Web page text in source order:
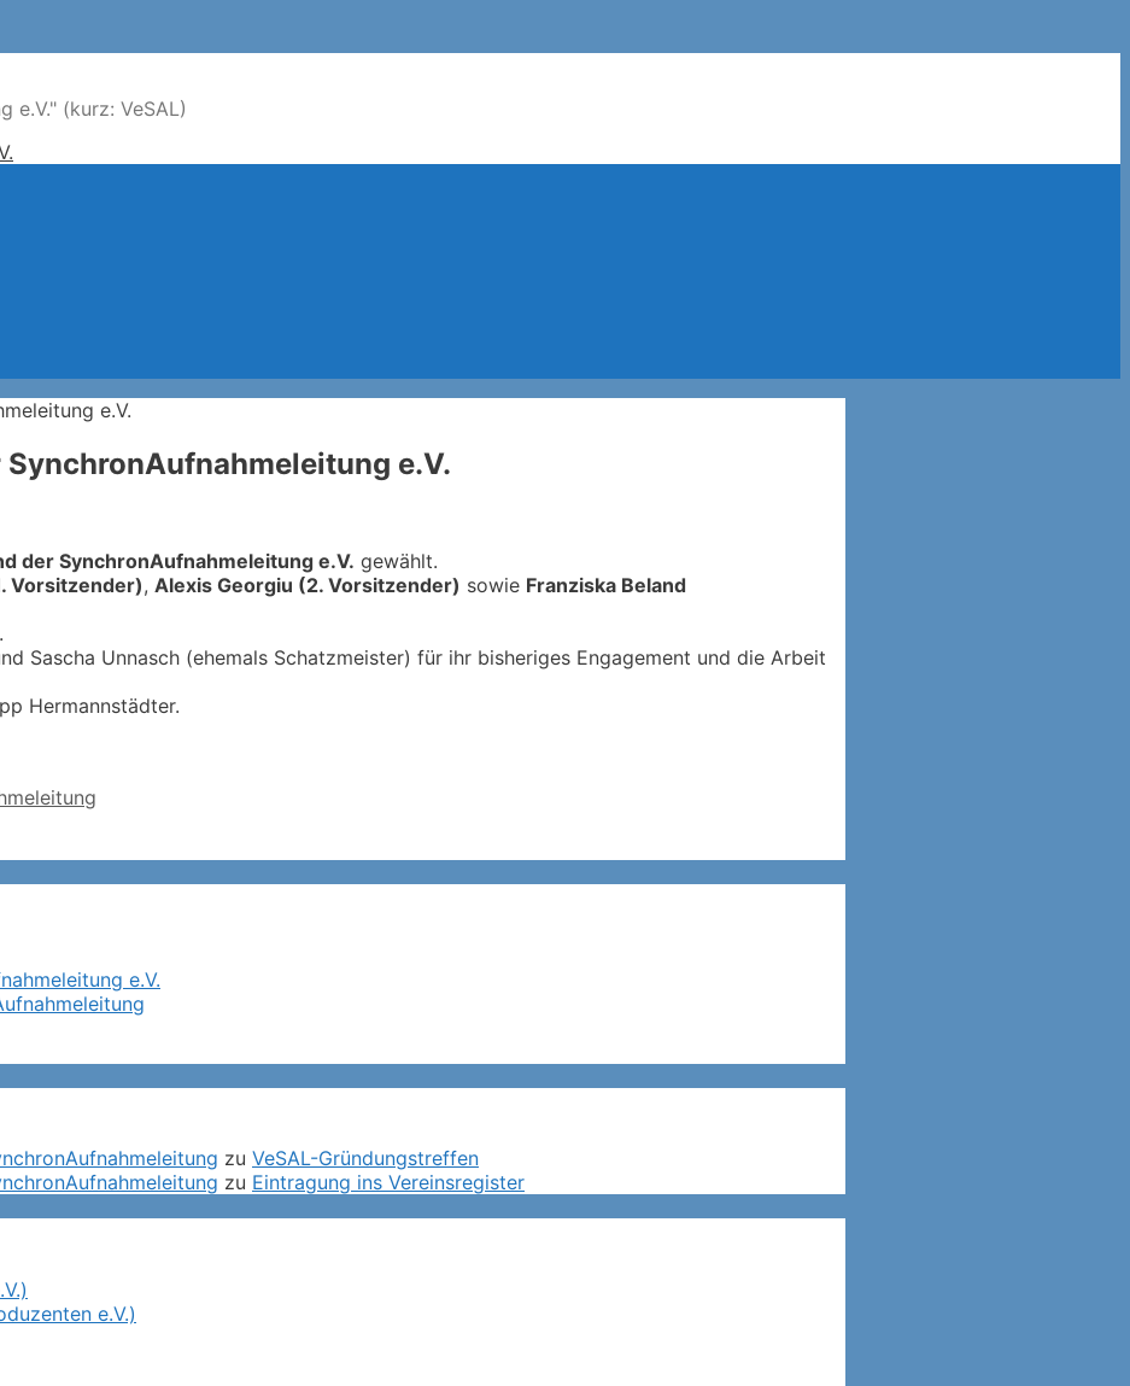
e.V." (kurz: VeSAL)
e.V.
der SynchronAufnahmeleitung e.V. gewählt.
Vorsitzender), Alexis Georgiu (2. Vorsitzender) sowie Franziska Beland
Sascha Unnasch (ehemals Schatzmeister) für ihr bisheriges Engagement und die Arbeit
Hermannstädter.
e.V.
zu VeSAL-Gründungstreffen
zu Eintragung ins Vereinsregister
e.V.)